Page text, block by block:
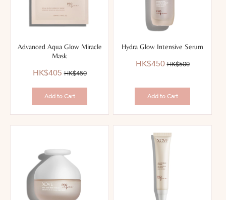
Advanced Aqua Glow Miracle
Mask
優
價：
HK$405價
HK$450
Add to Cart
Hydra Glow Intensive Serum
優
HK$450價
HK$500
Add to Cart